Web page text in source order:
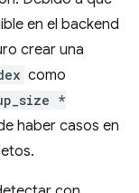
en el backend
crear una
como
*
haber casos en